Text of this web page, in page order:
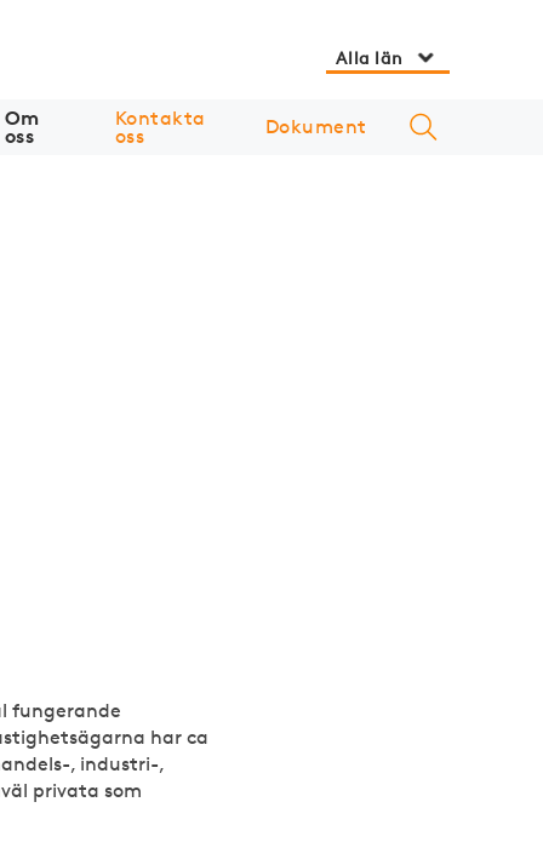
Alla län
Om
oss
Kontakta
oss Dokument
fungerande
har ca
, industri-,
privata som